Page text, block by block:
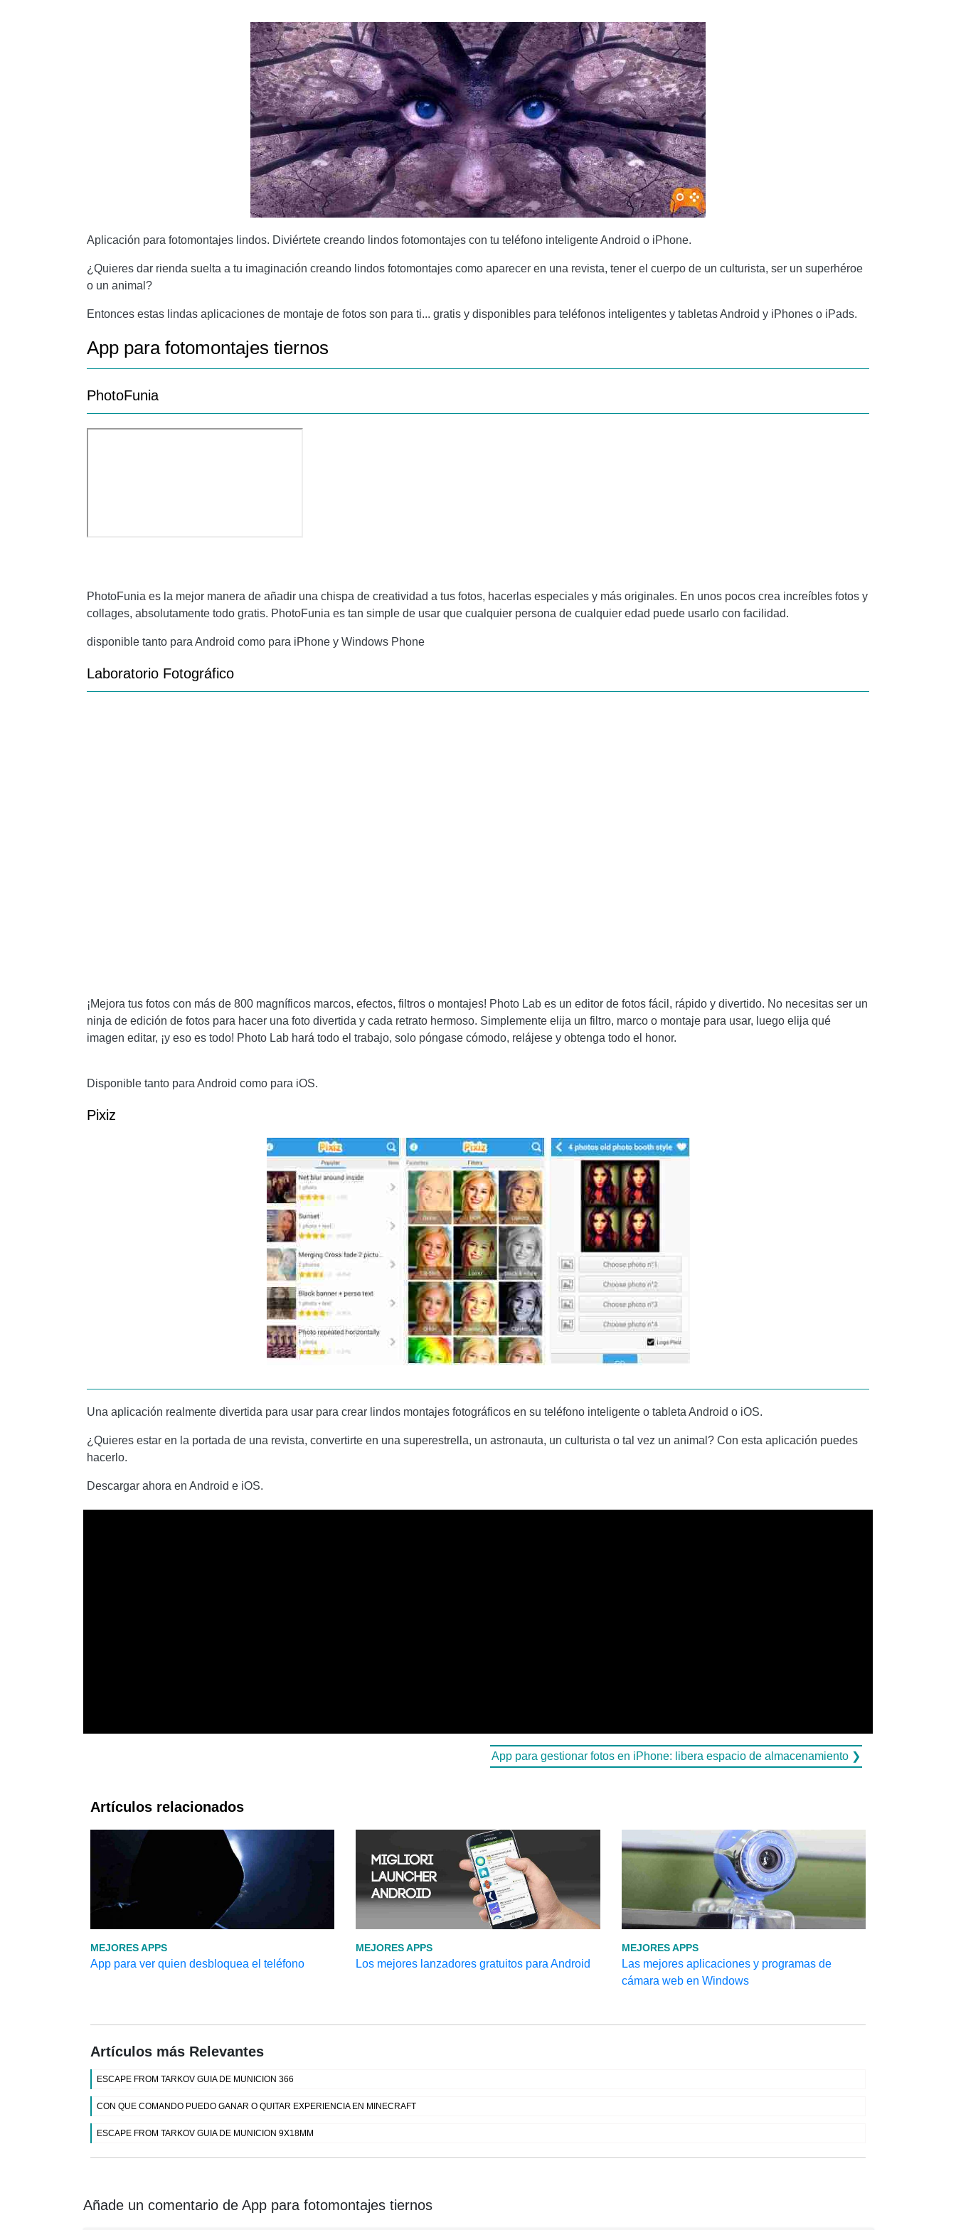
Aplicación para fotomontajes lindos. Diviértete creando lindos fotomontajes con tu teléfono inteligente Android o iPhone.
¿Quieres dar rienda suelta a tu imaginación creando lindos fotomontajes como aparecer en una revista, tener el cuerpo de un culturista, ser un superhéroe
o un animal?
Entonces estas lindas aplicaciones de montaje de fotos son para ti... gratis y disponibles para teléfonos inteligentes y tabletas Android y iPhones o iPads.
App para fotomontajes tiernos
PhotoFunia
PhotoFunia es la mejor manera de añadir una chispa de creatividad a tus fotos, hacerlas especiales y más originales. En unos pocos crea increíbles fotos y
collages, absolutamente todo gratis. PhotoFunia es tan simple de usar que cualquier persona de cualquier edad puede usarlo con facilidad.
disponible tanto para Android como para iPhone y Windows Phone
Laboratorio Fotográfico
¡Mejora tus fotos con más de 800 magníficos marcos, efectos, filtros o montajes! Photo Lab es un editor de fotos fácil, rápido y divertido. No necesitas ser un
ninja de edición de fotos para hacer una foto divertida y cada retrato hermoso. Simplemente elija un filtro, marco o montaje para usar, luego elija qué
imagen editar, ¡y eso es todo! Photo Lab hará todo el trabajo, solo póngase cómodo, relájese y obtenga todo el honor.
Disponible tanto para Android como para iOS.
Pixiz
Una aplicación realmente divertida para usar para crear lindos montajes fotográficos en su teléfono inteligente o tableta Android o iOS.
¿Quieres estar en la portada de una revista, convertirte en una superestrella, un astronauta, un culturista o tal vez un animal? Con esta aplicación puedes
hacerlo.
Descargar ahora en Android e iOS.
App para gestionar fotos en iPhone: libera espacio de almacenamiento ❯
Artículos relacionados
MEJORES APPS
App para ver quien desbloquea el teléfono
MEJORES APPS
Los mejores lanzadores gratuitos para Android
MEJORES APPS
Las mejores aplicaciones y programas de
cámara web en Windows
Artículos más Relevantes
ESCAPE FROM TARKOV GUIA DE MUNICION 366
CON QUE COMANDO PUEDO GANAR O QUITAR EXPERIENCIA EN MINECRAFT
ESCAPE FROM TARKOV GUIA DE MUNICION 9X18MM
Añade un comentario de App para fotomontajes tiernos